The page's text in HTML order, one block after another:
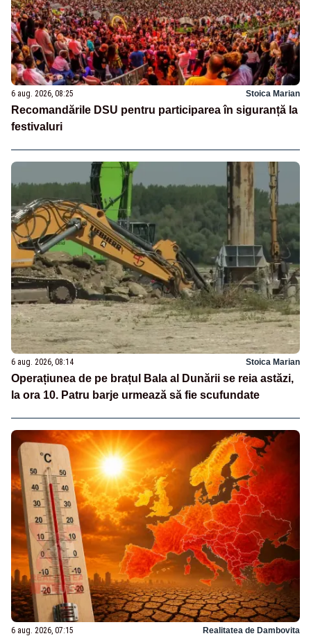
6 aug. 2026, 08:25 Stoica Marian
Recomandările DSU pentru participarea în siguranță la
festivaluri
6 aug. 2026, 08:14 Stoica Marian
Operațiunea de pe brațul Bala al Dunării se reia astăzi,
la ora 10. Patru barje urmează să fie scufundate
6 aug. 2026, 07:15 Realitatea de Dambovita